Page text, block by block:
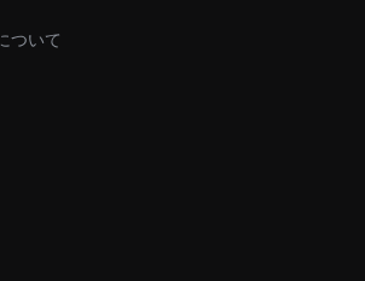
ついて